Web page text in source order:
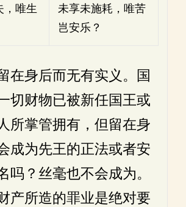
，唯生
未享未施耗，唯苦
岂安乐？
在身后而无有实义。国
切财物已被新任国王或
所掌管拥有，但留在身
成为先王的正法或者安
吗？丝毫也不会成为。
产所造的罪业是绝对要